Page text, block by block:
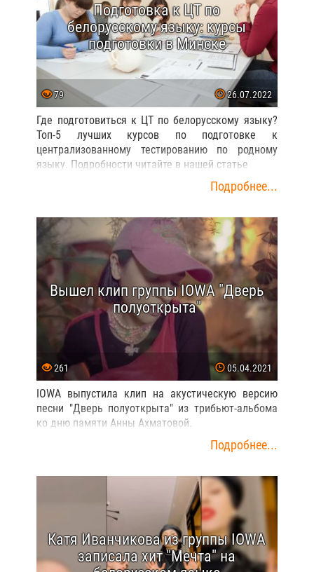
Подготовка к ЦТ по
белорусскому языку: курсы
подготовки в Минске
79 26.07.2022
Где подготовиться к ЦТ по белорусскому языку?
Топ-5 лучших курсов по подготовке к
централизованному тестированию по родному
языку. Подробности читайте в нашей статье
Подробнее...
Вышел клип группы IOWA "Дверь
полуоткрыта"
261 05.04.2021
IOWA выпустила клип на акустическую версию
песни "Дверь полуоткрыта" из трибьют-альбома
ко дню памяти Анны Ахматовой.
Подробнее...
Катя Иванчикова из группы IOWA
записала хит "Мечта" на